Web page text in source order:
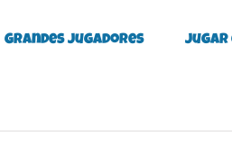
Grandes Jugadores Jugar